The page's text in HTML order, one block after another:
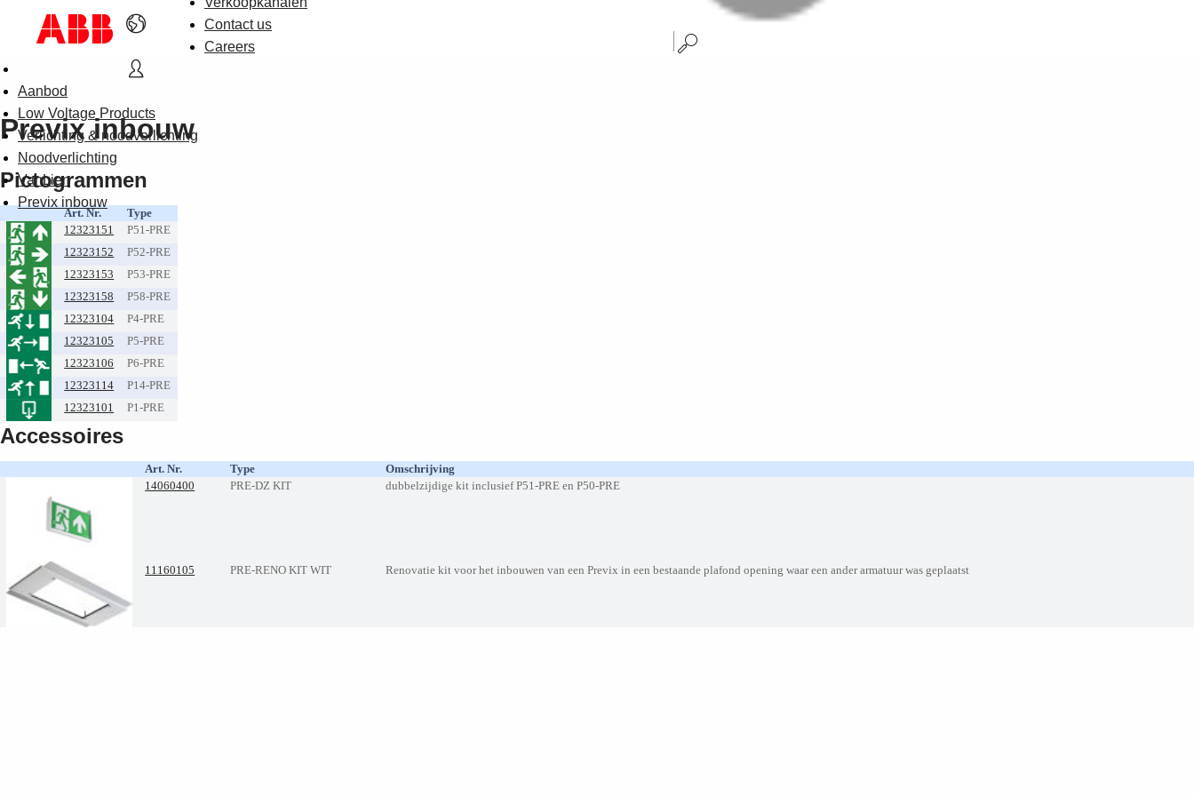
Contact us
Careers
Aanbod
Low Voltage Products
Verlichting & noodverlichting
Noodverlichting
VanLien
Previx inbouw
Previx inbouw
Pictogrammen
Art. Nr.
Type
12323151
P51-PRE
12323152
P52-PRE
12323153
P53-PRE
12323158
P58-PRE
12323104
P4-PRE
12323105
P5-PRE
12323106
P6-PRE
12323114
P14-PRE
12323101
P1-PRE
Accessoires
Art. Nr. Type
Omschrijving
14060400
PRE-DZ KIT dubbelzijdige kit inclusief P51-PRE en P50-PRE
11160105 PRE-RENO KIT WIT Renovatie kit voor het inbouwen van een Previx in een bestaande plafond opening waar een ander armatuur was geplaatst